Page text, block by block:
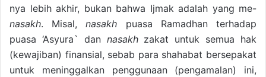
nya lebih akhir, bukan bahwa Ijmak adalah yang me-
nasakh. Misal,nasakh puasa Ramadhan terhadap
puasa ‘Asyura` dan na­sakhzakat untuk semua hak
(kewajiban) finansial, sebab para shahabat bersepakat
untuk meninggalkan penggunaan (pengamalan) ini,